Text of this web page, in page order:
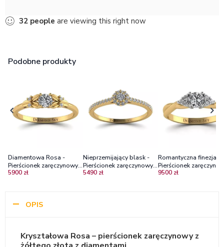
32 people are viewing this right now
Podobne produkty
Diamentowa Rosa -
Pierścionek zaręczynowy z
żółtego złota z
5900 zł
Nieprzemijający blask -
Pierścionek zaręczynowy z
żółtego złota z
5490 zł
Romantyczna finezja -
Pierścionek
dwukolorowego złota
9500 zł
OPIS
Kryształowa Rosa – pierścionek zaręczynowy z